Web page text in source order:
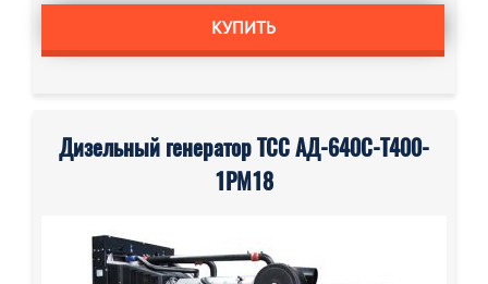
КУПИТЬ
Дизельный генератор ТСС АД-640С-Т400-
1РМ18